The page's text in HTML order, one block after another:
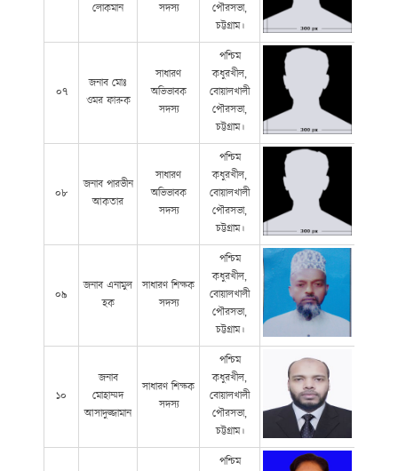
লোকমান
সদস্য
পৌরসভা,
চট্টগ্রাম।
০৭
জনাব মোঃ
ওমর ফারুক
সাধারণ
অভিভাবক
সদস্য
পশ্চিম
কধুরখীল,
বোয়ালখালী
পৌরসভা,
চট্টগ্রাম।
০৮
জনাব পারভীন
আকতার
সাধারণ
অভিভাবক
সদস্য
পশ্চিম
কধুরখীল,
বোয়ালখালী
পৌরসভা,
চট্টগ্রাম।
০৯
জনাব এনামুল
হক
সাধারণ শিক্ষক
সদস্য
পশ্চিম
কধুরখীল,
বোয়ালখালী
পৌরসভা,
চট্টগ্রাম।
১০
জনাব
মোহাম্মদ
আসাদুজ্জামান
সাধারণ শিক্ষক
সদস্য
পশ্চিম
কধুরখীল,
বোয়ালখালী
পৌরসভা,
চট্টগ্রাম।
পশ্চিম